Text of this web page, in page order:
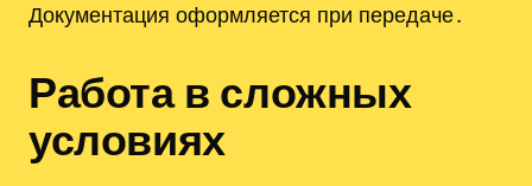
Документация оформляется при передаче․
Работа в сложных
условиях